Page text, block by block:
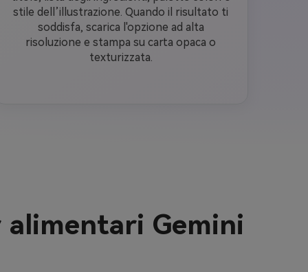
stile dell’illustrazione. Quando il risultato ti
soddisfa, scarica l'opzione ad alta
risoluzione e stampa su carta opaca o
texturizzata.
Gemini